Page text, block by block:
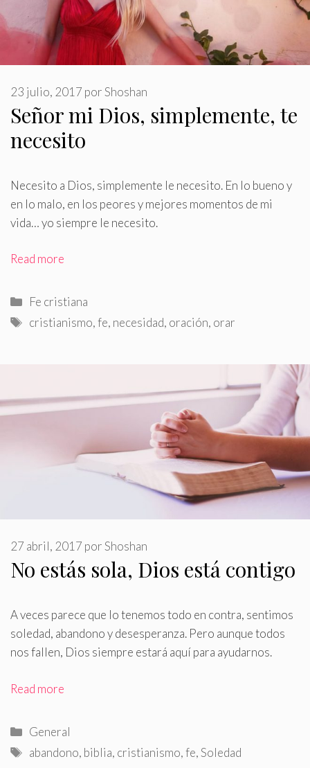
Señor mi Dios, simplemente, te
necesito
23 julio, 2017 porShoshan
Necesito a Dios, simplemente le necesito. En lo bueno y
en lo malo, en los peores y mejores momentos de mi
vida… yo siempre le necesito.
Read more
Categorías
Fe cristiana
Etiquetas
cristianismo,fe, necesidad, oración, orar
No estás sola, Dios está contigo
27 abril, 2017 porShoshan
A veces parece que lo tenemos todo en contra, sentimos
soledad, abandono y desesperanza. Pero aunque todos
nos fallen, Dios siempre estará aquí para ayudarnos.
Read more
Categorías
General
Etiquetas
abandono, biblia, cristianismo,fe,Soledad